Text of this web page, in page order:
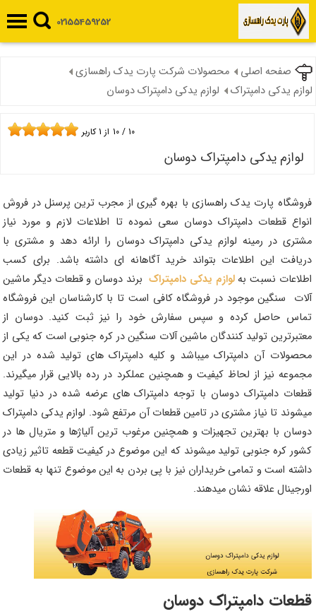
02155459252
صفحه اصلی
محصولات شرکت پارت یدک راهسازی
لوازم یدکی دامپتراک
لوازم یدکی دامپتراک دوسان
لوازم یدکی دامپتراک دوسان
10 / 10 از 1کاربر
فروشگاه پارت یدک راهسازی با بهره گیری از مجرب ترین پرسنل در فروش
انواع قطعات دامپتراک دوسان سعی نموده تا اطلاعات لازم و مورد نیاز
مشتری در رمینه لوازم یدکی دامپتراک دوسان را ارائه دهد و مشتری با
دریافت این اطلاعات بتواند خرید آگاهانه ای داشته باشد. برای کسب
اطلاعات نسبت بهلوازم یدکی دامپتراکبرند دوسان و قطعات دیگر ماشین
آلات سنگین موجود در فروشگاه کافی است تا با کارشناسان این فروشگاه
تماس حاصل کرده و سپس سفارش خود را نیز ثبت کنید. دوسان از
معتبرترین تولید کنندگان ماشین آلات سنگین در کره جنوبی است که یکی از
محصولات آن دامپتراک میباشد و کلیه دامپتراک های تولید شده در این
مجموعه نیز از لحاظ کیفیت و همچنین عملکرد در رده بالایی قرار میگیرند.
قطعات دامپتراک دوسان با توجه دامپتراک های عرضه شده در دنیا تولید
میشوند تا نیاز مشتری در تامین قطعات آن مرتفع شود. لوازم یدکی دامپتراک
دوسان با بهترین تجهیزات و همچنین مرغوب ترین آلیاژها و متریال ها در
کشور کره جنوبی تولید میشوند که این موضوع در کیفیت قطعه تاثیر زیادی
داشته است و تمامی خریداران نیز با پی بردن به این موضوع تنها به قطعات
اورجینال علاقه نشان میدهند.
قطعات دامپتراک دوسان